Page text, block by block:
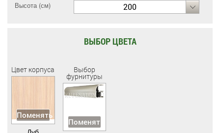
Высота (см) 200
ВЫБОР ЦВЕТА
Цвет корпуса
Поменять
Выбор
фурнитуры
Поменять